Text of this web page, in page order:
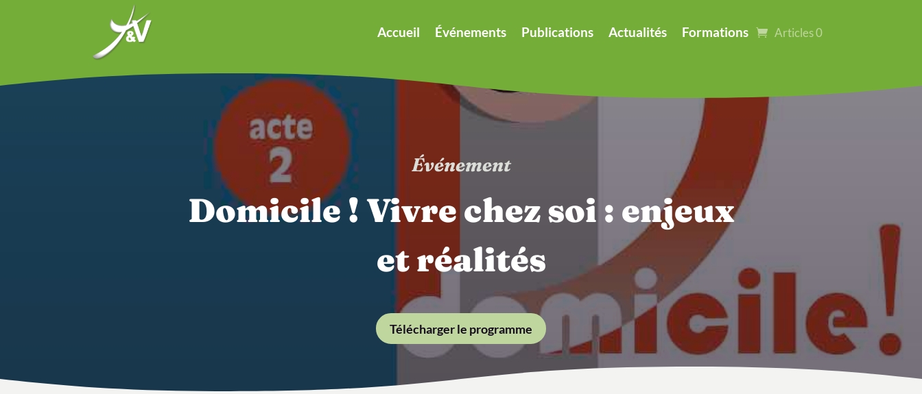
Accueil Événements Publications Actualités Formations Articles 0
Événement
Domicile ! Vivre chez soi : enjeux
et réalités
Télécharger le programme